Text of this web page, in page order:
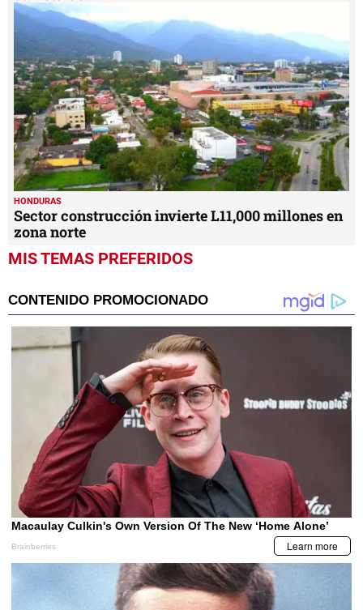
HONDURAS
Sector construcción invierte L11,000 millones en
zona norte
MIS TEMAS PREFERIDOS